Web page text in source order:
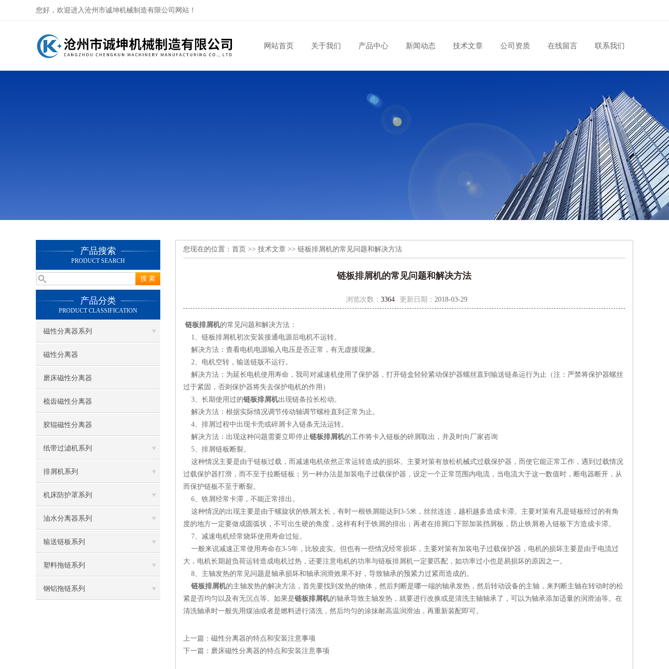
您好，欢迎进入沧州市诚坤机械制造有限公司网站！
网站首页 关于我们 产品中心 新闻动态 技术文章 公司资质 在线留言 联系我们
产品搜索
PRODUCT SEARCH
产品分类
PRODUCT CLASSIFICATION
磁性分离器系列
磁性分离器
磨床磁性分离器
梳齿磁性分离器
胶辊磁性分离器
纸带过滤机系列
排屑机系列
机床防护罩系列
油水分离器系列
输送链板系列
塑料拖链系列
钢铝拖链系列
您现在的位置： 首页 >> 技术文章 >> 链板排屑机的常见问题和解决方法
链板排屑机的常见问题和解决方法
浏览次数： 3364 更新日期： 2018-03-29
链板排屑机的常见问题和解决方法：
1、链板排屑机初次安装接通电源后电机不运转。
解决方法：查看电机电源输入电压是否正常，有无虚接现象。
2、电机空转，输送链版不运行。
解决方法：为延长电机使用寿命，我司对减速机使用了保护器，打开链盒轻轻紧动保护器螺丝直到输送链条运行为止（注：严禁将保护器螺丝
过于紧固，否则保护器将失去保护电机的作用）
3、长期使用过的链板排屑机出现链条拉长松动。
解决方法：根据实际情况调节传动轴调节螺栓直到正常为止。
4、排屑过程中出现卡壳或碎屑卡入链条无法运转。
解决方法：出现这种问题需要立即停止链板排屑机的工作将卡入链板的碎屑取出，并及时向厂家咨询
5、排屑链板断裂。
这种情况主要是由于链板过载，而减速电机依然正常运转造成的损坏。主要对策有放松机械式过载保护器，而使它能正常工作，遇到过载情况
过载保护器打滑，而不至于拉断链板；另一种办法是加装电子过载保护器，设定一个正常范围内电流，当电流大于这一数值时，断电器断开，从
而保护链板不至于断裂。
6、铁屑经常卡滞，不能正常排出。
这种情况的出现主要是由于螺旋状的铁屑太长，有时一根铁屑能达到3-5米，丝丝连连，越积越多造成卡滞。主要对策有凡是链板经过的有角
度的地方一定要做成圆弧状，不可出生硬的角度，这样有利于铁屑的排出；再者在排屑口下部加装挡屑板，防止铁屑卷入链板下方造成卡滞。
7、减速电机经常烧坏使用寿命过短。
一般来说减速正常使用寿命在3-5年，比较皮实。但也有一些情况经常损坏，主要对策有加装电子过载保护器，电机的损坏主要是由于电流过
大，电机长期超负荷运转造成电机过热，还要注意电机的功率与链板排屑机一定要匹配，如功率过小也是易损坏的原因之一。
8、主轴发热的常见问题是轴承损坏和轴承润滑效果不好，导致轴承的预紧力过紧而造成的。
链板排屑机的主轴发热的解决方法，首先要找到发热的物体，然后判断是哪一端的轴承发热，然后转动设备的主轴，来判断主轴在转动时的松
紧是否均匀以及有无沉点等。如果是链板排屑机的轴承导致主轴发热，就要进行改换或是清洗主轴轴承了，可以为轴承添加适量的润滑油等。在
清洗轴承时一般先用煤油或者是燃料进行清洗，然后均匀的涂抹耐高温润滑油，再重新装配即可。
上一篇： 磁性分离器的特点和安装注意事项
下一篇： 磨床磁性分离器的特点和安装注意事项